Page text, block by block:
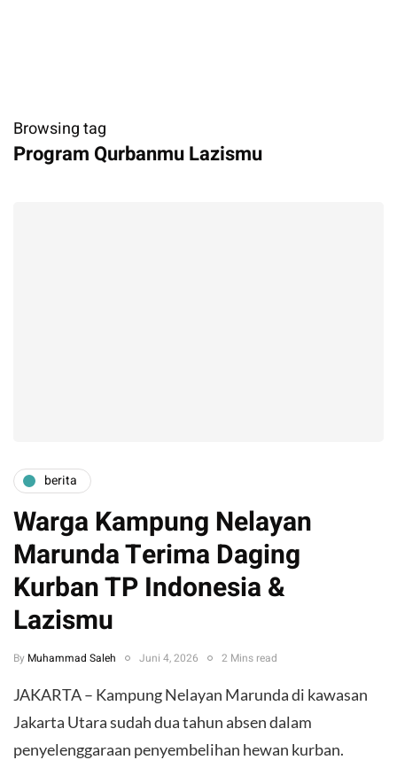
Browsing tag
​Program Qurbanmu Lazismu
berita
​Warga Kampung Nelayan
Marunda Terima Daging
Kurban TP Indonesia &
Lazismu
By Muhammad Saleh Juni 4, 2026 2 Mins read
JAKARTA – Kampung Nelayan Marunda di kawasan
Jakarta Utara sudah dua tahun absen dalam
penyelenggaraan penyembelihan hewan kurban.